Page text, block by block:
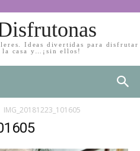
Ideas divertidas para disfrutar
la casa y…¡sin ellos!
IMG_20181223_101605